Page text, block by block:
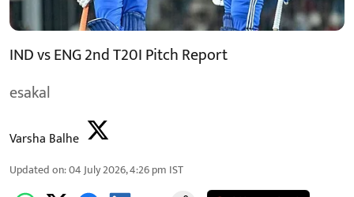
IND vs ENG 2nd T20I Pitch Report
esakal
Varsha Balhe
Updated on:04 July 2026, 4:26 pm IST